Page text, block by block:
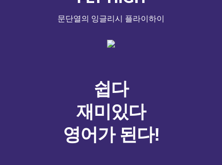
문단열의 잉글리시 플라이하이
쉽다
재미있다
영어가 된다!